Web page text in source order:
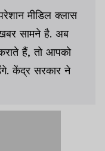
मीडिल क्लास
सामने है. अब
हैं, तो आपको
केंद्र सरकार ने